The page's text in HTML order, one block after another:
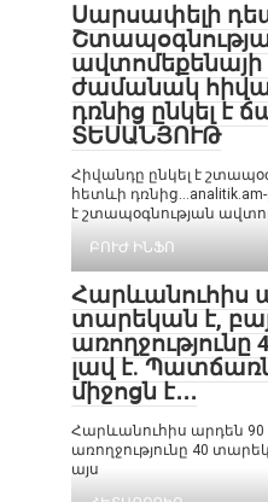
Սարսափելի
ժամանակ
դռնից ընկել է
ՏԵՍԱՆՅՈՒԹ
Հիվանդը ընկել է
հետևի
է շտապօգնության
ԲՈՒԺ ԻՆՖՈ
Հարևանուհիս
տարեկան է,
լավ է.
միջոցն է․․․
Հարևանուհիս արդեն
առողջությունը 40
այս